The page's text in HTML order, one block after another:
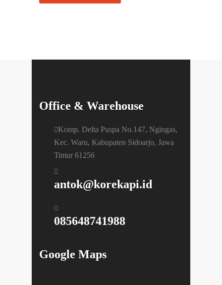
Office & Warehouse
Komp. Delta Puspa No.147, Ngingas,
Kec. Waru, Kabupaten Sidoarjo, Jawa
Timur 61256
antok@korekapi.id
085648741988
Google Maps